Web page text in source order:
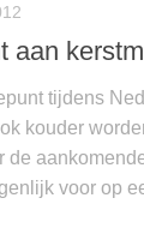
aan
tijdens
kouder
de
voor op